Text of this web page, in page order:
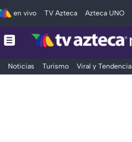
en vivo TV Azteca Azteca UNO
Noticias Turismo Viral y Tendencia